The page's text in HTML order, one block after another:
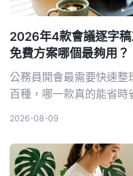
2026年4款會議逐字
免費方案哪個最夠用？
公務員開會最需要快速
百種，哪一款真的能省
2026-08-09